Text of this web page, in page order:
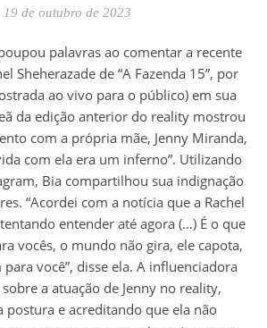
19 de outubro de 2023
Sheherazade de “A Fazenda 15”, por
ao vivo para o público) em sua
da edição anterior do reality mostrou
com a própria mãe, Jenny Miranda,
com ela era um inferno”. Utilizando
Bia compartilhou sua indignação
“Acordei com a notícia que a Rachel
entender até agora (…) É o que
vocês, o mundo não gira, ele capota,
você”, disse ela. A influenciadora
a atuação de Jenny no reality,
postura e acreditando que ela não